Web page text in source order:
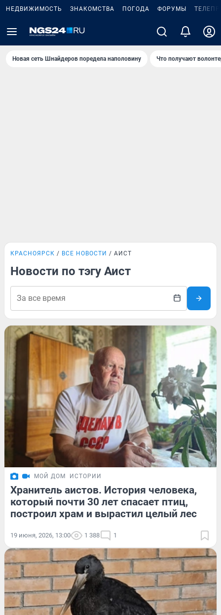
НЕДВИЖИМОСТЬ ЗНАКОМСТВА ПОГОДА ФОРУМЫ
Новая сеть Шнайдеров поредела наполовину Что получают
КРАСНОЯРСК ВСЕ НОВОСТИ АИСТ
Новости по тэгу Аист
МОЙ ДОМ ИСТОРИИ
Хранитель аистов. История человека,
который почти 30 лет спасает птиц,
построил храм и вырастил целый лес
19 июня, 2026, 13:00 1 388 1